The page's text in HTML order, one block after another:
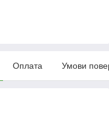
Оплата Умови